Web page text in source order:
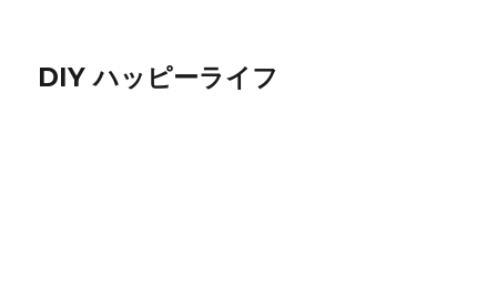
DIY ハッピーライフ